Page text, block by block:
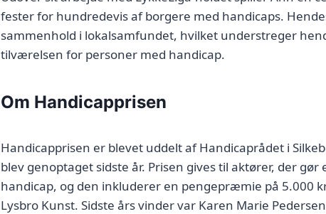
fester for hundredevis af borgere med handicaps.
sammenhold i lokalsamfundet, hvilket understreger
tilværelsen for personer med handicap.
Om Handicapprisen
Handicapprisen er blevet uddelt af Handicaprådet i
blev genoptaget sidste år. Prisen gives til aktører, der
handicap, og den inkluderer en pengepræmie på 5.000
Lysbro Kunst. Sidste års vinder var Karen Marie